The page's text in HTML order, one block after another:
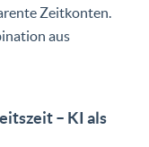
Zeitkonten.
aus
– KI als